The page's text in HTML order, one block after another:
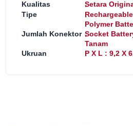
Kualitas
:Setara
Tipe
:
Polymer
Jumlah Konektor :Socket
Tanam
Ukruan
:P X L : 9,2 X